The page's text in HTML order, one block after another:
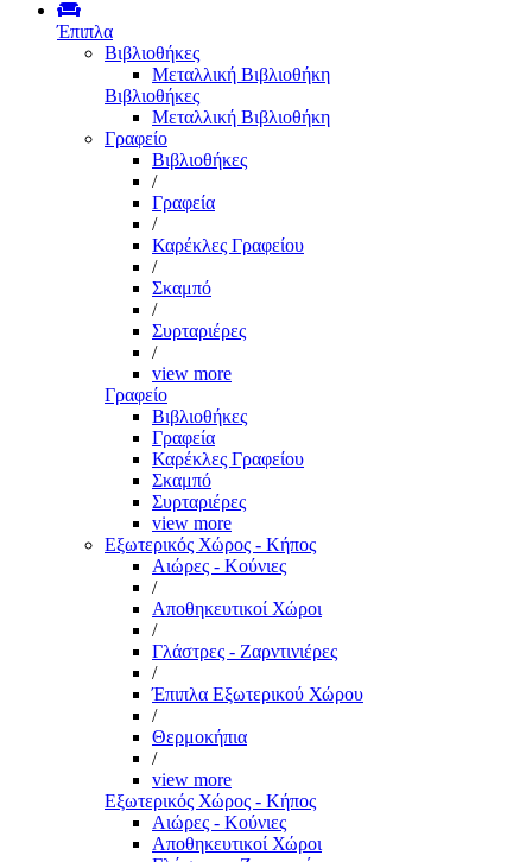
Έπιπλα
Βιβλιοθήκες
Μεταλλική Βιβλιοθήκη
Βιβλιοθήκες
Μεταλλική Βιβλιοθήκη
Γραφείο
Βιβλιοθήκες
/
Γραφεία
/
Καρέκλες Γραφείου
/
Σκαμπό
/
Συρταριέρες
/
view more
Γραφείο
Βιβλιοθήκες
Γραφεία
Καρέκλες Γραφείου
Σκαμπό
Συρταριέρες
view more
Εξωτερικός Χώρος - Κήπος
Αιώρες - Κούνιες
/
Αποθηκευτικοί Χώροι
/
Γλάστρες - Ζαρντινιέρες
/
Έπιπλα Εξωτερικού Χώρου
/
Θερμοκήπια
/
view more
Εξωτερικός Χώρος - Κήπος
Αιώρες - Κούνιες
Αποθηκευτικοί Χώροι